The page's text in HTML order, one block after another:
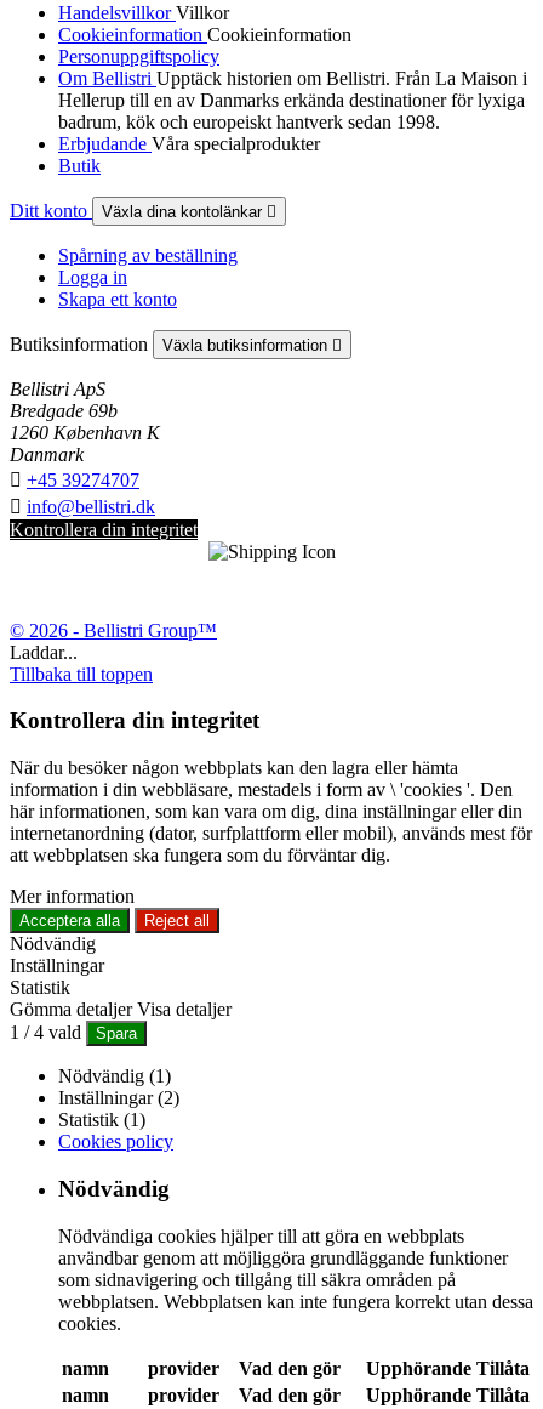
HandelsvillkorVillkor
Cookieinformation Cookieinformation
Personuppgiftspolicy
Om Bellistri Upptäck historien om Bellistri. Från La Maison i
Hellerup till en av Danmarks erkända destinationer för lyxiga
badrum, kök och europeiskt hantverk sedan 1998.
Erbjudande Våra specialprodukter
Butik
Ditt konto Växla dina kontolänkar 
Spårning av beställning
Logga in
Skapa ett konto
Butiksinformation Växla butiksinformation 
Bellistri ApS
Bredgade 69b
1260 København K
Danmark
 +45 39274707
 info@bellistri.dk
Kontrollera din integritet
© 2026 - Bellistri Group™
Laddar...
Tillbaka till toppen
Kontrollera din integritet
När du besöker någon webbplats kan den lagra eller hämta
information i din webbläsare, mestadels i form av \ 'cookies '. Den
här informationen, som kan vara om dig, dina inställningar eller din
internetanordning (dator, surfplattform eller mobil), används mest för
att webbplatsen ska fungera som du förväntar dig.
Mer information
Acceptera alla Reject all
Nödvändig
Inställningar
Statistik
Gömma detaljer Visa detaljer
1 /4 vald Spara
Nödvändig (1)
Inställningar (2)
Statistik (1)
Cookies policy
Nödvändig
Nödvändiga cookies hjälper till att göra en webbplats
användbar genom att möjliggöra grundläggande funktioner
som sidnavigering och tillgång till säkra områden på
webbplatsen. Webbplatsen kan inte fungera korrekt utan dessa
cookies.
namn provider Vad den gör Upphörande Tillåta
namn
provider Vad den gör Upphörande Tillåta